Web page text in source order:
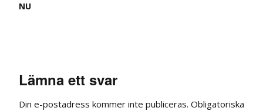
NU
Lämna ett svar
Din e-postadress kommer inte publiceras. Obligatoriska